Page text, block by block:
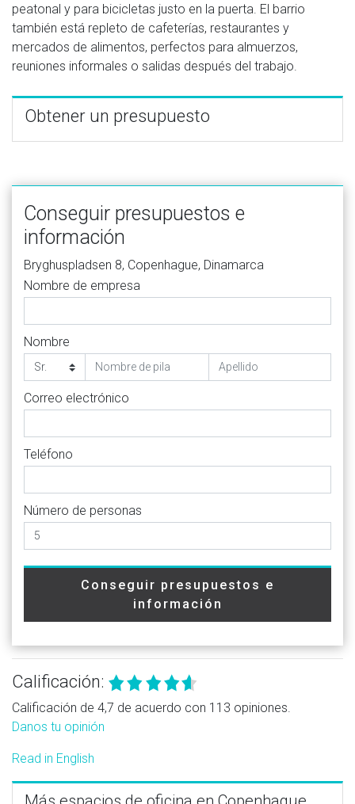
peatonal y para bicicletas justo en la puerta. El barrio
también está repleto de cafeterías, restaurantes y
mercados de alimentos, perfectos para almuerzos,
reuniones informales o salidas después del trabajo.
Obtener un presupuesto
Conseguir presupuestos e
información
Bryghuspladsen 8, Copenhague, Dinamarca
Nombre de empresa
Nombre
Correo electrónico
Teléfono
Número de personas
Conseguir presupuestos e
información
Calificación:
Calificación de 4,7 de acuerdo con 113 opiniones.
Danos tu opinión
Read in English